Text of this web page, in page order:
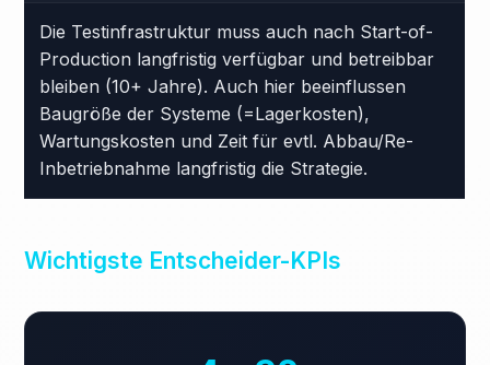
Die Testinfrastruktur muss auch nach Start-of-
Production langfristig verfügbar und betreibbar
bleiben (10+ Jahre). Auch hier beeinflussen
Baugröße der Systeme (=Lagerkosten),
Wartungskosten und Zeit für evtl. Abbau/Re-
Inbetriebnahme langfristig die Strategie.
Wichtigste Entscheider-KPIs